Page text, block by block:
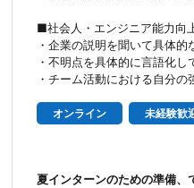
■社会人・エンジニア能力向
・企業の説明を聞いて具体的
・不明点を具体的に言語化
・チーム活動における自分
オンライン 未経験歓
夏インターンのための準備、